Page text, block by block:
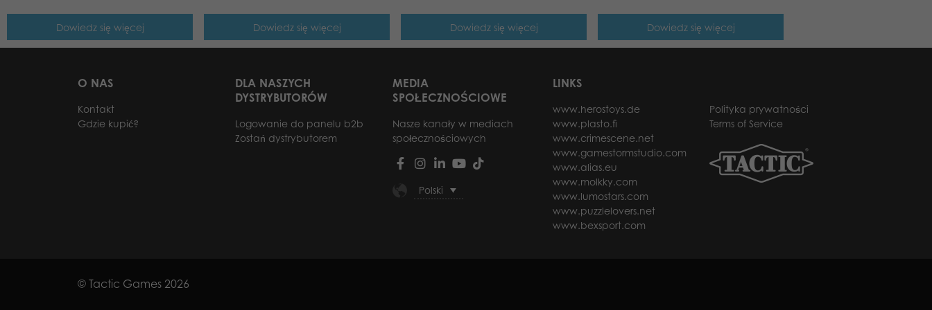
Dowiedz się więcej Dowiedz się więcej Dowiedz się więcej Dowiedz się więcej
O NAS
Kontakt
Gdzie kupić?
DLA NASZYCH
DYSTRYBUTORÓW
Logowanie do panelu b2b
Zostań dystrybutorem
MEDIA
SPOŁECZNOŚCIOWE
Nasze kanały w mediach
społecznościowych
Polski
LINKS
www.herostoys.de
www.plasto.fi
www.crimescene.net
www.gamestormstudio.com
www.alias.eu
www.molkky.com
www.lumostars.com
www.puzzlelovers.net
www.bexsport.com
Polityka prywatności
Terms of Service
© Tactic Games 2026